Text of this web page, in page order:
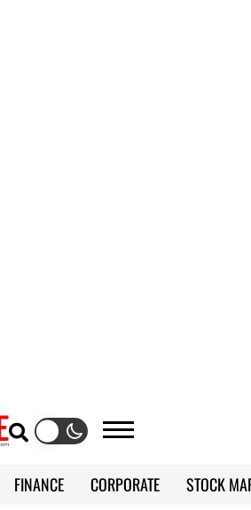
FINANCE CORPORATE
STOCK